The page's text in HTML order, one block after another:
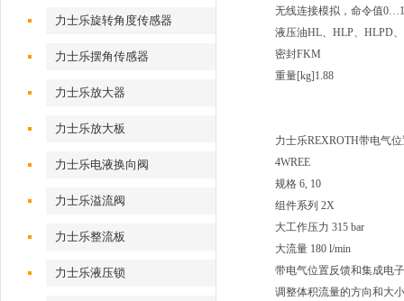
力士乐旋转角度传感器
力士乐摆角传感器
力士乐放大器
力士乐放大板
力士乐电液换向阀
力士乐溢流阀
力士乐整流板
力士乐液压锁
无线连接模拟，命令值
液压油HL、HLP、HLPD
密封FKM
重量[kg]1.88
力士乐REXROTH带电气
4WREE
规格 6, 10
组件系列 2X
大工作压力 315 bar
大流量 180 l/min
带电气位置反馈和集成电
调整体积流量的方向和大小